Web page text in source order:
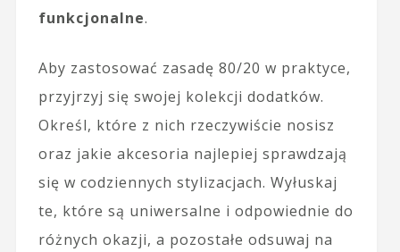
funkcjonalne.
Aby zastosować zasadę 80/20 w praktyce,
przyjrzyj się swojej kolekcji dodatków.
Określ, które z nich rzeczywiście nosisz
oraz jakie akcesoria najlepiej sprawdzają
się w codziennych stylizacjach. Wyłuskaj
te, które są uniwersalne i odpowiednie do
różnych okazji, a pozostałe odsuwaj na